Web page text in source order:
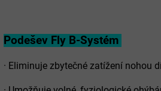
Podešev Fly B-Systém
· Eliminuje zbytečné zatížení nohou